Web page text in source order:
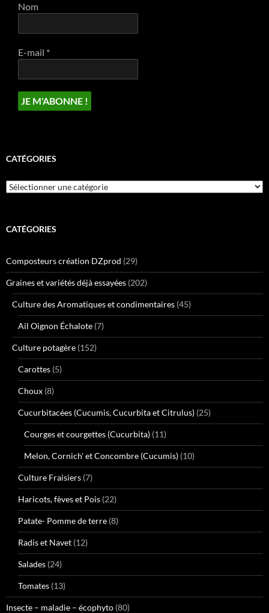
Nom
E-mail *
CATÉGORIES
Catégories
CATÉGORIES
Composteurs création DZprod (29)
Graines et variétés déjà essayées (202)
Culture des Aromatiques et condimentaires (45)
Ail Oignon Échalote (7)
Culture potagère (152)
Carottes (5)
Choux (8)
Cucurbitacées (Cucumis, Cucurbita et Citrulus) (25)
Courges et courgettes (Cucurbita) (11)
Melon, Cornich' et Concombre (Cucumis) (10)
Culture Fraisiers (7)
Haricots, fèves et Pois (22)
Patate- Pomme de terre (8)
Radis et Navet (12)
Salades (24)
Tomates (13)
Insecte – maladie – écophyto (80)